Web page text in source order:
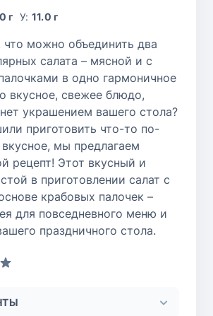
г У: 11.0 г
что можно объединить два
салата – мясной и с
в одно гармоничное
вкусное, свежее блюдо,
украшением вашего стола?
приготовить что-то по-
мы предлагаем
рецепт! Этот вкусный и
в приготовлении салат с
крабовых палочек –
для повседневного меню и
праздничного стола.